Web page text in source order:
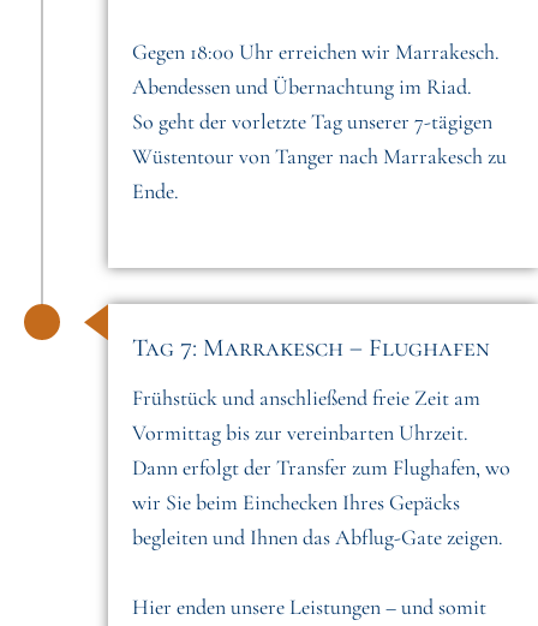
Gegen 18:00 Uhr erreichen wir Marrakesch.
Abendessen und Übernachtung im Riad.
So geht der vorletzte Tag unserer 7-tägigen
Wüstentour von Tanger nach Marrakesch zu
Ende.
Tag 7: Marrakesch – Flughafen
Frühstück und anschließend freie Zeit am
Vormittag bis zur vereinbarten Uhrzeit.
Dann erfolgt der Transfer zum Flughafen, wo
wir Sie beim Einchecken Ihres Gepäcks
begleiten und Ihnen das Abflug-Gate zeigen.
Hier enden unsere Leistungen – und somit